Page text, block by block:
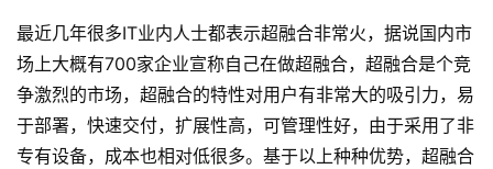
最近几年很多IT业内人士都表示超融合非常火，据说国内市
场上大概有700家企业宣称自己在做超融合，超融合是个竞
争激烈的市场，超融合的特性对用户有非常大的吸引力，易
于部署，快速交付，扩展性高，可管理性好，由于采用了非
专有设备，成本也相对低很多。基于以上种种优势，超融合